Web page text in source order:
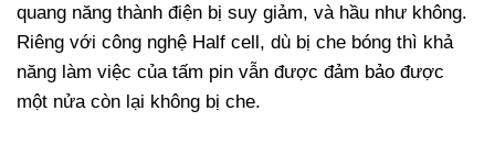
quang năng thành điện bị suy giảm, và hầu như không.
Riêng với công nghệ Half cell, dù bị che bóng thì khả
năng làm việc của tấm pin vẫn được đảm bảo được
một nửa còn lại không bị che.